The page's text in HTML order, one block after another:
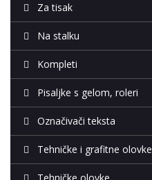
Za tisak
Na stalku
Kompleti
Pisaljke s gelom, roleri
Označivači teksta
Tehničke i grafitne olovke